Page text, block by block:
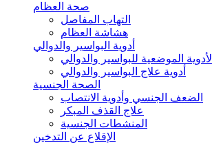
صحة العظام
التهاب المفاصل
هشاشة العظام
أدوية البواسير والدوالي
الأدوية الموضعية للبواسير والدوالي
أدوية علاج البواسير والدوالي
الصحة الجنسية
الضعف الجنسي وأدوية الانتصاب
علاج القذف المبكر
المنشطات الجنسية
الإقلاع عن التدخين